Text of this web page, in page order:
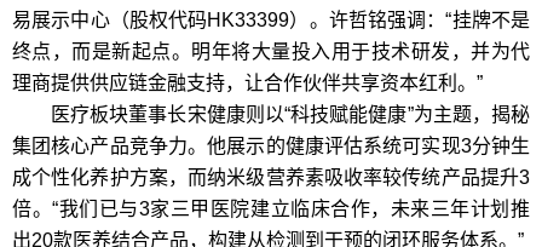
易展示中心（股权代码HK33399）。许哲铭强调：“挂牌不是
终点，而是新起点。明年将大量投入用于技术研发，并为代
理商提供供应链金融支持，让合作伙伴共享资本红利。”
医疗板块董事长宋健康则以“科技赋能健康”为主题，揭秘
集团核心产品竞争力。他展示的健康评估系统可实现3分钟生
成个性化养护方案，而纳米级营养素吸收率较传统产品提升3
倍。“我们已与3家三甲医院建立临床合作，未来三年计划推
出20款医养结合产品，构建从检测到干预的闭环服务体系。”